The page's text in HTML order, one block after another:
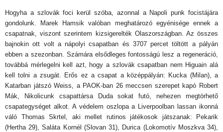
Hogyha a szlovák foci kerül szóba, azonnal a Napoli punk focistájára
gondolunk. Marek Hamsik valóban meghatározó egyénisége ennek a
csapatnak, viszont szerintem kizsigerelték Olaszországban. Az összes
bajnokin ott volt a nápolyi csapatban és 3707 percet töltött a pályán
ebben a szezonban. Számára elsődleges fontosságú lesz a regeneráció,
továbbá mérlegelni kell azt, hogy a szlovák csapatban nem Higuain alá
kell tolni a zsugát. Erős ez a csapat a középpályán: Kucka (Milan), a
Katarban játszó Weiss, a PAOK-ban 26 meccsen szerepet kapó Robert
Mák, Nikolicunk csapattársa Duda sokat futó, nehezen megtörhető
csapategységet alkot. A védelem oszlopa a Liverpoolban lassan ikonná
váló Thomas Skrtel, aki mellet rutinos játékosok játszanak: Pekarik
(Hertha 29), Saláta Kornél (Slovan 31), Durica (Lokomotív Moszkva 34),